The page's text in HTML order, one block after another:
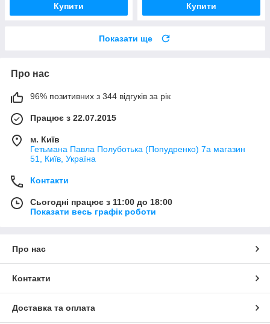
Купити Купити
Показати ще
Про нас
96% позитивних з 344 відгуків за рік
Працює з 22.07.2015
м. Київ
Гетьмана Павла Полуботька (Попудренко) 7а магазин
51, Київ, Україна
Контакти
Сьогодні працює з 11:00 до 18:00
Показати весь графік роботи
Про нас
Контакти
Доставка та оплата